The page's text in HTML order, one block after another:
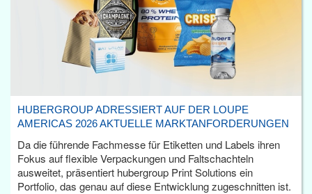
HUBERGROUP ADRESSIERT AUF DER LOUPE
AMERICAS 2026 AKTUELLE MARKTANFORDERUNGEN
Da die führende Fachmesse für Etiketten und Labels ihren
Fokus auf flexible Verpackungen und Faltschachteln
ausweitet, präsentiert hubergroup Print Solutions ein
Portfolio, das genau auf diese Entwicklung zugeschnitten ist.